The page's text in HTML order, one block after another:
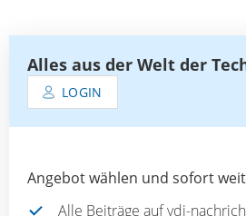
Alles aus der Welt der
LOGIN
Angebot wählen und sofort
Alle Beiträge auf vdi-